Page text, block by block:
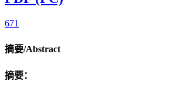
671
摘要/Abstract
摘要：